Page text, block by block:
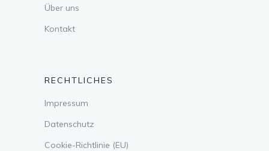
Über uns
Kontakt
RECHTLICHES
Impressum
Datenschutz
Cookie-Richtlinie (EU)